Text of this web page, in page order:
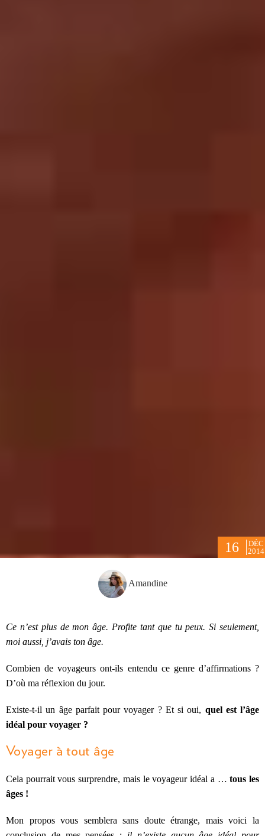
16
DÉC
2014
Amandine
Ce n’est plus de mon âge. Profite tant que tu peux. Si seulement,
moi aussi, j’avais ton âge.
Combien de voyageurs ont-ils entendu ce genre d’affirmations ?
D’où ma réflexion du jour.
Existe-t-il un âge parfait pour voyager ? Et si oui, quel est l’âge
idéal pour voyager ?
Voyager à tout âge
Cela pourrait vous surprendre, mais le voyageur idéal a …tous les
âges !
Mon propos vous semblera sans doute étrange, mais voici la